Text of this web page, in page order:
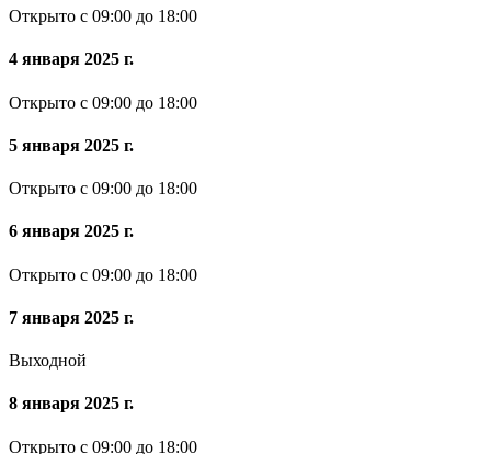
Открыто с 09:00 до 18:00
4 января 2025 г.
Открыто с 09:00 до 18:00
5 января 2025 г.
Открыто с 09:00 до 18:00
6 января 2025 г.
Открыто с 09:00 до 18:00
7 января 2025 г.
Выходной
8 января 2025 г.
Открыто с 09:00 до 18:00